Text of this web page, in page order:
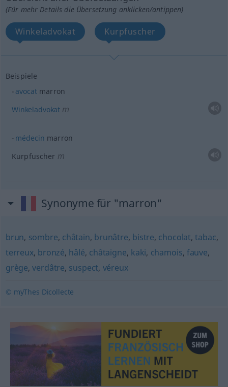
(Für mehr Details die Übersetzung anklicken/antippen)
Winkeladvokat Kurpfuscher
Beispiele
avocatmarron
Winkeladvokat m
médecin marron
Kurpfuscher m
Synonyme für "marron"
brun, sombre, châtain, brunâtre, bistre, chocolat,tabac,
terreux, bronzé, hâlé, châtaigne, kaki, chamois, fauve,
grège,verdâtre, suspect, véreux
© myThes Dicollecte